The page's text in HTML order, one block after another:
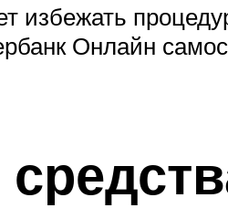
избежать
Онлайн